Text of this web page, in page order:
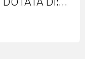
- VETRI E